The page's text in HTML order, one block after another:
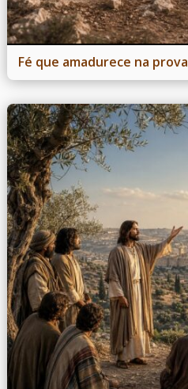
Fé que amadurece na prova